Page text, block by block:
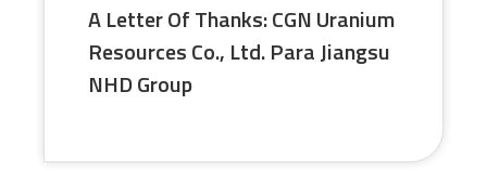
A Letter Of Thanks: CGN Uranium
Resources Co., Ltd. Para Jiangsu
NHD Group